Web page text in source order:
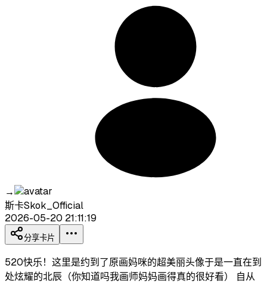
→
斯卡Skok_Official
2026-05-20 21:11:19
分享卡片
520快乐！这里是约到了原画妈咪的超美丽头像于是一直在到
处炫耀的北辰（你知道吗我画师妈妈画得真的很好看） 自从